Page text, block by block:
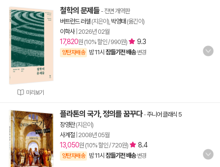
미리보기
철학의 문제들 - 전면 개역판
버트런드 러셀 (지은이), 박영태 (옮긴이)
이학사| 2026년 02월
17,820원 (10% 할인 / 990원) 9.3
양탄자배송 밤 11시 잠들기전 배송 변경
플라톤의 국가, 정의를 꿈꾸다-주니어 클래식 5
장영란(지은이)
사계절 2008년 05월
13,050원 (10% 할인 / 720원) 8.4
양탄자배송 밤 11시 잠들기전 배송 변경